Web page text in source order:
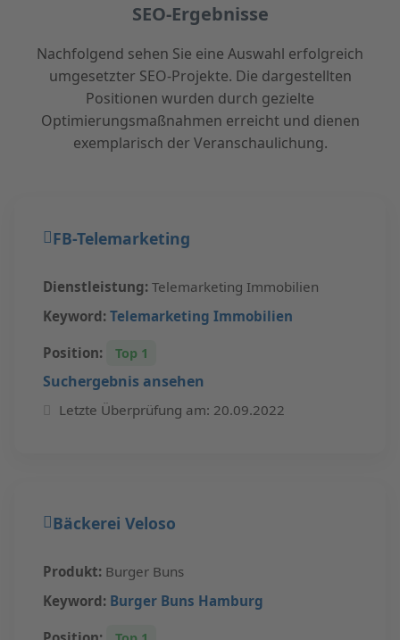
SEO-Ergebnisse
Nachfolgend sehen Sie eine Auswahl erfolgreich
umgesetzter SEO-Projekte. Die dargestellten
Positionen wurden durch gezielte
Optimierungsmaßnahmen erreicht und dienen
exemplarisch der Veranschaulichung.
FB-Telemarketing
Dienstleistung: Telemarketing Immobilien
Keyword: Telemarketing Immobilien
Position: Top 1
Suchergebnis ansehen
Letzte Überprüfung am: 20.09.2022
Bäckerei Veloso
Produkt: Burger Buns
Keyword: Burger Buns Hamburg